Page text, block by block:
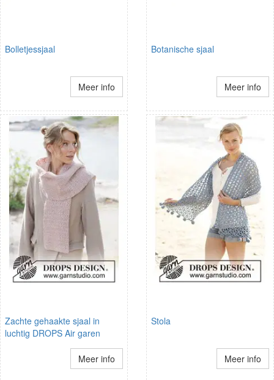
Bolletjessjaal
Meer info
Botanische sjaal
Meer info
Zachte gehaakte sjaal in
luchtig DROPS Air garen
Meer info
Stola
Meer info